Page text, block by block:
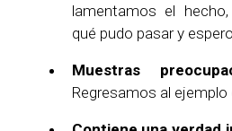
lamentamos el
qué pudo pasar y
Muestras
Regresamos al ejemplo